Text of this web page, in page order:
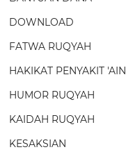
DOWNLOAD
FATWA RUQYAH
HAKIKAT PENYAKIT 'AIN
HUMOR RUQYAH
KAIDAH RUQYAH
KESAKSIAN